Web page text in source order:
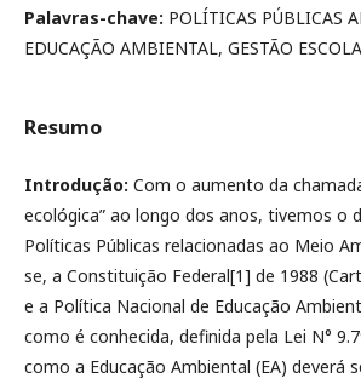
Palavras-chave: POLÍTICAS PÚBLICAS
EDUCAÇÃO AMBIENTAL, GESTÃO
Resumo
Introdução: Com o aumento da
ecológica” ao longo dos anos, tivemos o
Políticas Públicas relacionadas ao Meio
se, a Constituição Federal[1] de 1988
e a Política Nacional de Educação
como é conhecida, definida pela Lei N°
como a Educação Ambiental (EA) deverá